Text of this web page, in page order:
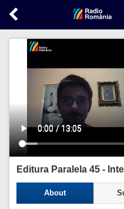
Editura Paralela 45 -
About